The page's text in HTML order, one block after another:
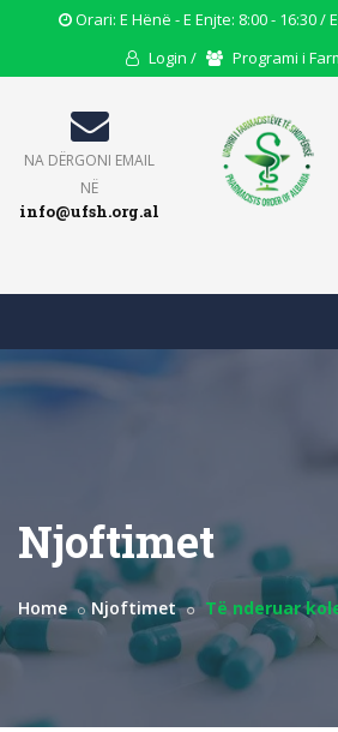
Opening
Orari: E Hënë - E Enjte: 8:00 - 16:30 /
User
Login /
Users
Programi i
Email
NA DËRGONI EMAIL
NË
info@ufsh.org.al
Njoftimet
Home Njoftimet Të nderuar